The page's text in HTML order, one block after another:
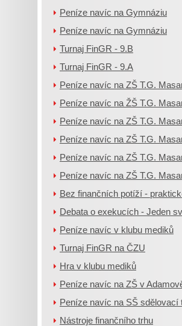
Peníze navíc na Gymnáziu
Peníze navíc na Gymnáziu
Turnaj FinGR - 9.B
Turnaj FinGR - 9.A
Peníze navíc na ZŠ T.G.
Peníze navíc na ŽŠ T.G.
Peníze navíc na ZŠ T.G.
Peníze navíc na ZŠ T.G.
Peníze navíc na ZŠ T.G.
Peníze navíc na ZŠ T.G.
Bez finančních potíží -
Debata o exekucích - Jeden
Peníze navíc v klubu mediků
Turnaj FinGR na ČZU
Hra v klubu mediků
Peníze navíc na ZŠ v
Peníze navíc na SŠ sdělovací
Nástroje finančního trhu